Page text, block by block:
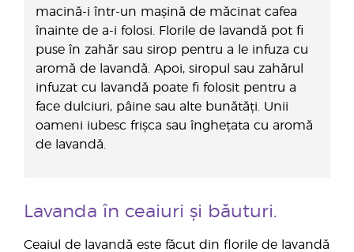
macină-i într-un mașină de măcinat cafea
înainte de a-i folosi. Florile de lavandă pot fi
puse în zahăr sau sirop pentru a le infuza cu
aromă de lavandă. Apoi, siropul sau zahărul
infuzat cu lavandă poate fi folosit pentru a
face dulciuri, pâine sau alte bunătăți. Unii
oameni iubesc frișca sau înghețata cu aromă
de lavandă.
Lavanda în ceaiuri și băuturi.
Ceaiul de lavandă este făcut din florile de lavandă